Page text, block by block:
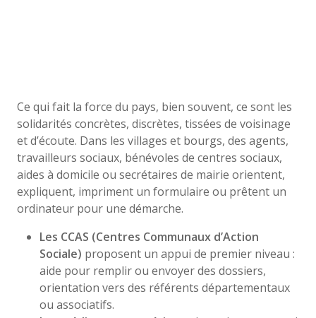
Ce qui fait la force du pays, bien souvent, ce sont les
solidarités concrètes, discrètes, tissées de voisinage
et d’écoute. Dans les villages et bourgs, des agents,
travailleurs sociaux, bénévoles de centres sociaux,
aides à domicile ou secrétaires de mairie orientent,
expliquent, impriment un formulaire ou prêtent un
ordinateur pour une démarche.
Les CCAS (Centres Communaux d’Action
Sociale) proposent un appui de premier niveau :
aide pour remplir ou envoyer des dossiers,
orientation vers des référents départementaux
ou associatifs.